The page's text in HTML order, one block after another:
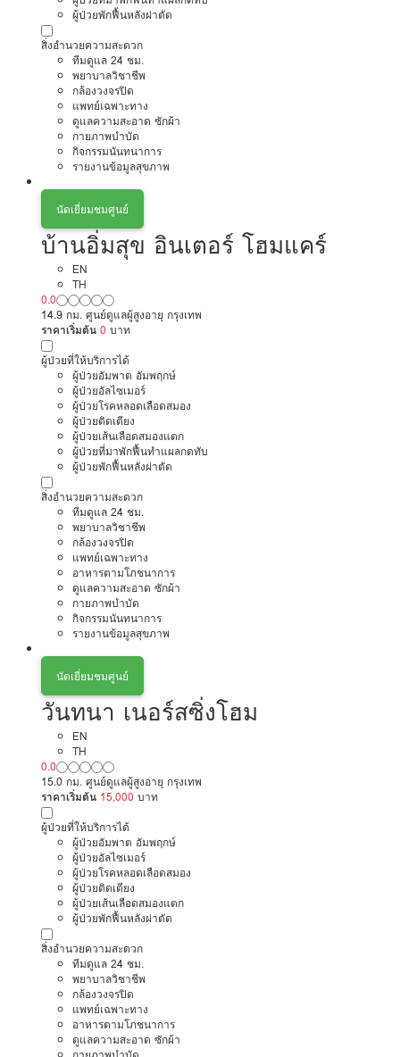
ผู้ป่วยพักฟื้นหลังผ่าตัด
สิ่งอำนวยความสะดวก
ทีมดูแล 24 ชม.
พยาบาลวิชาชีพ
กล้องวงจรปิด
แพทย์เฉพาะทาง
ดูแลความสะอาด ซักผ้า
กายภาพบำบัด
กิจกรรมนันทนาการ
รายงานข้อมูลสุขภาพ
นัดเยี่ยมชมศูนย์
บ้านอิ่มสุข อินเตอร์ โฮมแคร์
EN
TH
0.0
14.9 กม. ศูนย์ดูแลผู้สูงอายุ กรุงเทพ
ราคาเริ่มต้น 0 บาท
ผู้ป่วยที่ให้บริการได้
ผู้ป่วยอัมพาต อัมพฤกษ์
ผู้ป่วยอัลไซเมอร์
ผู้ป่วยโรคหลอดเลือดสมอง
ผู้ป่วยติดเตียง
ผู้ป่วยเส้นเลือดสมองแตก
ผู้ป่วยที่มาพักฟื้นทำแผลกดทับ
ผู้ป่วยพักฟื้นหลังผ่าตัด
สิ่งอำนวยความสะดวก
ทีมดูแล 24 ชม.
พยาบาลวิชาชีพ
กล้องวงจรปิด
แพทย์เฉพาะทาง
อาหารตามโภชนาการ
ดูแลความสะอาด ซักผ้า
กายภาพบำบัด
กิจกรรมนันทนาการ
รายงานข้อมูลสุขภาพ
นัดเยี่ยมชมศูนย์
วันทนา เนอร์สซิ่งโฮม
EN
TH
0.0
15.0 กม. ศูนย์ดูแลผู้สูงอายุ กรุงเทพ
ราคาเริ่มต้น 15,000 บาท
ผู้ป่วยที่ให้บริการได้
ผู้ป่วยอัมพาต อัมพฤกษ์
ผู้ป่วยอัลไซเมอร์
ผู้ป่วยโรคหลอดเลือดสมอง
ผู้ป่วยติดเตียง
ผู้ป่วยเส้นเลือดสมองแตก
ผู้ป่วยพักฟื้นหลังผ่าตัด
สิ่งอำนวยความสะดวก
ทีมดูแล 24 ชม.
พยาบาลวิชาชีพ
กล้องวงจรปิด
แพทย์เฉพาะทาง
อาหารตามโภชนาการ
ดูแลความสะอาด ซักผ้า